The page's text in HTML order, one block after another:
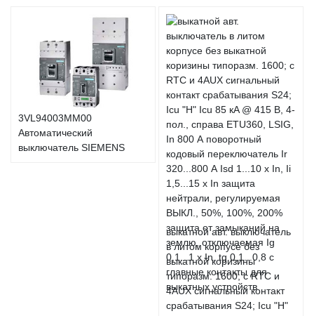
3VL94003MM00
Автоматический
выключатель SIEMENS
выкатной авт. выключатель
в литом корпусе без
выкатной коризины
типоразм. 1600; с RTC и
4AUX сигнальный контакт
срабатывания S24; Icu "H"